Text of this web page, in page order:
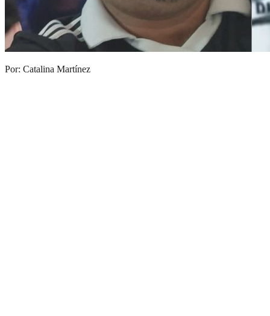
Por: Catalina Martínez